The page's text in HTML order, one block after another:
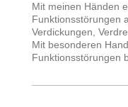
Mit meinen Händen
Funktionsstörungen
Verdickungen,
Mit besonderen
Funktionsstörungen